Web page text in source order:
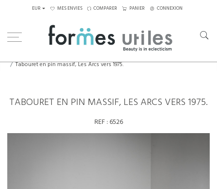
EUR MES ENVIES COMPARER PANIER CONNEXION
Tabouret en pin massif, Les Arcs vers 1975.
TABOURET EN PIN MASSIF, LES ARCS VERS 1975.
REF : 6526